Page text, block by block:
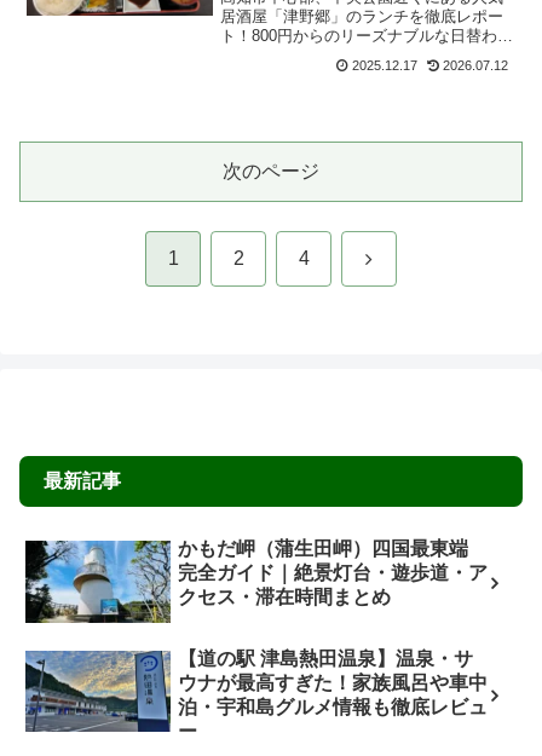
ン」をブログレポート！名物の「にんに
くラーメン」はニンニク2倍まで無料。化
学調味料不使用のこだわりスープと中太
麺が絡む絶品の一杯です。メニュー内容
2026.01.12 2026.07.12
うどんが人気！枡形商店街の名店
高知市の升形商店街にある大人気店「手
コシと旨味を実食レビュー。メニュー一
覧、平日限定50円の炊き込みご飯、気に
なる駐車場代100円割引サービスやアクセ
スまで、ドライブ旅に役立つ情報を網羅
テムや、地下駐車場が最大3時間無料にな
高知市「和食処 津野郷」でラン
気の居酒屋ランチを実食レポ
高知市中心部、中央公園近くにある人気
居酒屋「津野郷」のランチを徹底レポー
ト！800円からのリーズナブルな日替わり
定食や、プリプリのエビマヨ、甘みが自
しくご紹介します。
2025.12.17
次のページ